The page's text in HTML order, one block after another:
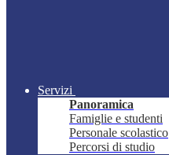
Servizi
Panoramica
Famiglie e studenti
Personale scolastico
Percorsi di studio